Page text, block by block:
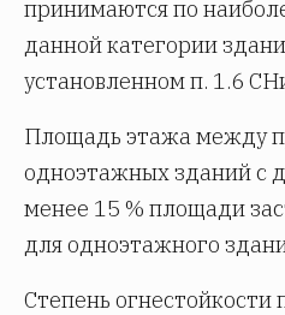
принимаются по
данной категории
установленном п. 1.6
Площадь этажа между
одноэтажных зданий с
менее 15 % площади
для одноэтажного
Степень огнестойкости